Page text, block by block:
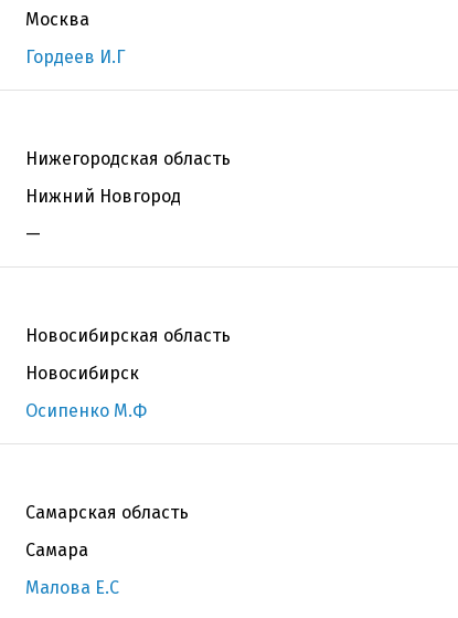
Москва
Гордеев И.Г
Нижегородская область
Нижний Новгород
—
Новосибирская область
Новосибирск
Осипенко М.Ф
Самарская область
Самара
Малова Е.С